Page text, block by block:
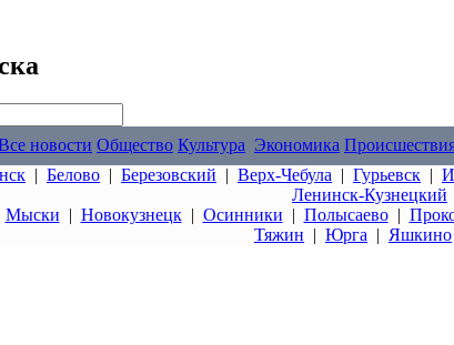
новости Общество Культура Экономика
| Белово | Березовский | Верх-Чебула | Гурьевск |
Ленинск-Кузнецкий
Мыски | Новокузнецк| Осинники | Полысаево|
Тяжин | Юрга | Яшкино